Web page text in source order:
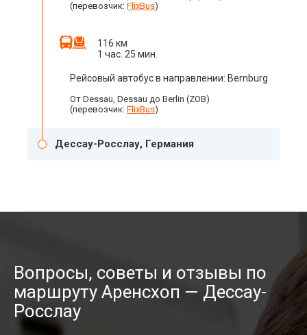
(перевозчик: FlixBus)
116 км
1 час. 25 мин.
Рейсовый автобус в направлении: Bernburg
От Dessau, Dessau до Berlin (ZOB)
(перевозчик: FlixBus)
Дессау-Росслау, Германия
Вопросы, советы и отзывы по
маршруту Аренсхоп — Дессау-
Росслау